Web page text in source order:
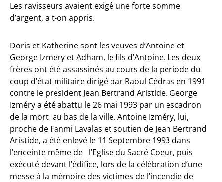
Les ravisseurs avaient exigé une forte somme
d’argent, a t-on appris.
Doris et Katherine sont les veuves d’Antoine et
George Izmery et Adham, le fils d’Antoine. Les deux
frères ont été assassinés au cours de la période du
coup d’état militaire dirigé par Raoul Cédras en 1991
contre le président Jean Bertrand Aristide. George
Izméry a été abattu le 26 mai 1993 par un escadron
de la mort au bas de la ville. Antoine Izméry, lui,
proche de Fanmi Lavalas et soutien de Jean Bertrand
Aristide, a été enlevé le 11 Septembre 1993 dans
l’enceinte même de l’Eglise du Sacré Coeur, puis
exécuté devant l’édifice, lors de la célébration d’une
messe à la mémoire des victimes de l’incendie de